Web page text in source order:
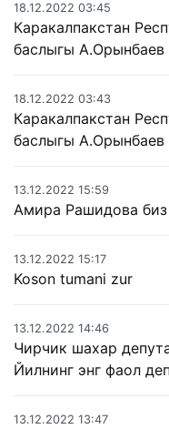
18.12.2022 03:45
Каракалпакстан
баслыгы А.Орынбаев
18.12.2022 03:43
Каракалпакстан
баслыгы А.Орынбаев
13.12.2022 15:59
Амира Рашидова
13.12.2022 15:17
Koson tumani zur
13.12.2022 14:46
Чирчик шахар
Йилнинг энг фаол
13.12.2022 13:47